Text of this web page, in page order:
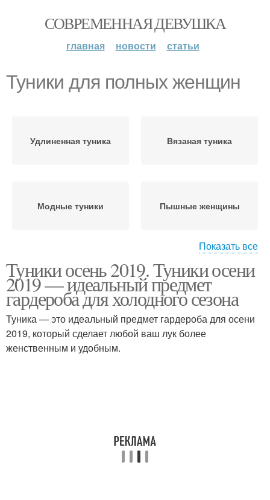
СОВРЕМЕННАЯ ДЕВУШКА
главная новости статьи
Туники для полных женщин
Удлиненная туника Вязаная туника
Модные туники Пышные женщины
Туники для женщин Женские туники
Зимние туники
Показать все
Туники осень 2019. Туники осени
2019 — идеальный предмет
гардероба для холодного сезона
Туника — это идеальный предмет гардероба для осени
2019, который сделает любой ваш лук более
женственным и удобным.